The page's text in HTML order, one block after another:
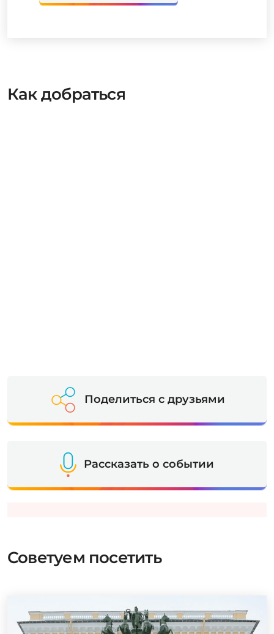
Как добраться
Поделиться с друзьями
Рассказать о событии
Советуем посетить